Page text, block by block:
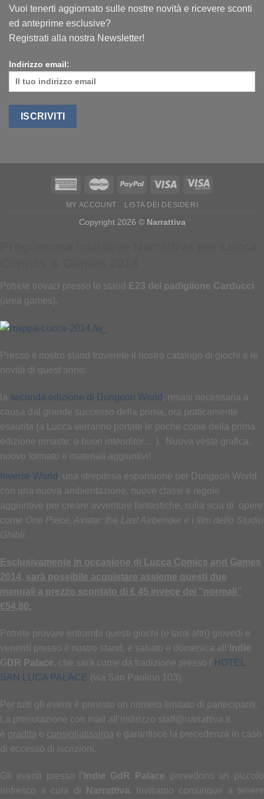
Vuoi tenerti aggiornato sulle nostre novità e ricevere sconti
ed anteprime esclusive?
Registrati alla nostra Newsletter!
Indirizzo email:
MY ACCOUNT LISTA DEI DESIDERI
Copyright 2026 © Narrattiva
Potrete trovaci presso lo stand
E23 del padiglione Carducci
(area games).
Presso il nostro stand troverete il nostro catalogo di giochi e le
novità di quest’anno:
la seconda edizione di Dungeon World , resasi necessaria a
causa dal grande successo della prima, ora praticamente
esaurita (a Lucca verranno portate le poche copie della prima
edizione rimaste: a buon intenditor…
). Nuova veste grafica,
nuovo formato e materiali aggiuntivi!
Inverse World , una strepitosa espansione per Dungeon World
con una nuova ambientazione, nuove classi e regole
aggiuntive per creare avventure fantastiche, sulla scia di opere
come One Piece, Avatar: the Last Airbender e i film dello Studio
Ghibli.
Esclusivamente in occasione di Lucca Comics and Games
2014, sarà possibile acquistare assieme questi due
manuali a prezzo scontato di € 45 invece dei “normali”
€54,80.
Potrete provare entrambi questi giochi (e tanti altri) giovedì e
venerdì presso il nostro stand, e sabato e domenica all‘ Indie
GDR Palace, che sarà come da tradizione presso l’ HOTEL
SAN LUCA PALACE (via San Paolino 103).
Per tutti gli eventi è previsto un numero limitato di partecipanti.
La prenotazione con mail all’indirizzo staff@narrattiva.it
è gradita e consigliatissima e garantisce la precedenza in caso
di eccesso di iscrizioni.
Gli eventi presso l’ Indie GdR Palace prevedono un piccolo
rinfresco a cura di
Narrattiva. Invitiamo comunque a tenere